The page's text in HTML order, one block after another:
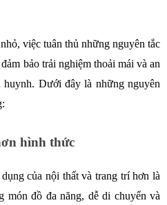
việc tuân thủ những nguyên tắc
bảo trải nghiệm thoải mái và an
huynh. Dưới đây là những nguyên
hình thức
của nội thất và trang trí hơn là
món đồ đa năng, dễ di chuyển và